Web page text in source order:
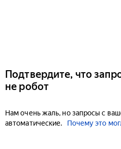
Подтвердите, что
не робот
Нам очень жаль, но запросы с
автоматические.
Почему это